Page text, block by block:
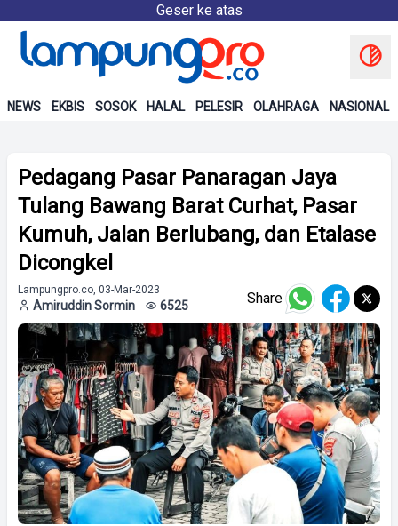
Geser ke atas
NEWS EKBIS SOSOK HALAL PELESIR OLAHRAGA NASIONAL
Pedagang Pasar Panaragan Jaya
Tulang Bawang Barat Curhat, Pasar
Kumuh, Jalan Berlubang, dan Etalase
Dicongkel
Lampungpro.co, 03-Mar-2023
Amiruddin Sormin 6525 Share